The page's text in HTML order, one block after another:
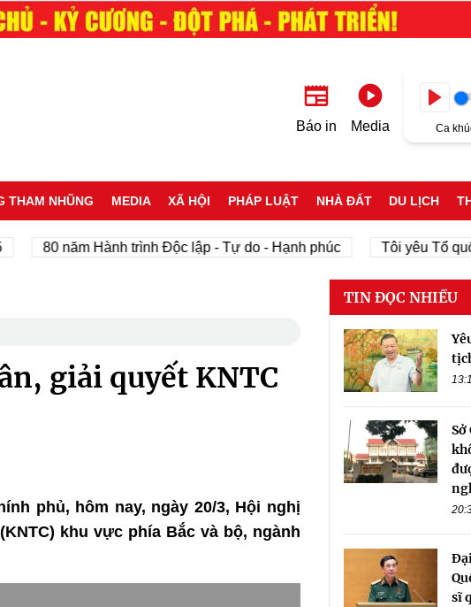
Báo in Media Ca
THAM NHŨNG MEDIA XÃ HỘI PHÁP LUẬT NHÀ ĐẤT DU LỊCH
80 năm Hành trình Độc lập - Tự do - Hạnh phúc Tôi yêu Tổ quốc tôi
giải quyết KNTC
phủ, hôm nay, ngày 20/3, Hội nghị
khu vực phía Bắc và bộ, ngành
TIN ĐỌC NHIỀU
Sở
sĩ